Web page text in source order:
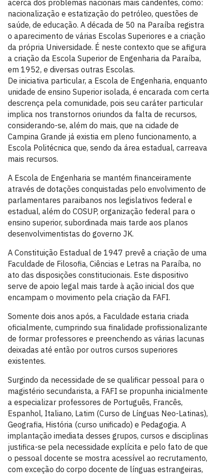
acerca dos problemas nacionais mais candentes, como:
nacionalização e estatização do petróleo, questões de
saúde, de educação. A década de 50 na Paraíba registra
o aparecimento de várias Escolas Superiores e a criação
da própria Universidade. É neste contexto que se afigura
a criação da Escola Superior de Engenharia da Paraíba,
em 1952, e diversas outras Escolas.
De iniciativa particular, a Escola de Engenharia, enquanto
unidade de ensino Superior isolada, é encarada com certa
descrença pela comunidade, pois seu caráter particular
implica nos transtornos oriundos da falta de recursos,
considerando-se, além do mais, que na cidade de
Campina Grande já existia em pleno funcionamento, a
Escola Politécnica que, sendo da área estadual, carreava
mais recursos.
A Escola de Engenharia se mantém financeiramente
através de dotações conquistadas pelo envolvimento de
parlamentares paraibanos nos legislativos federal e
estadual, além do COSUP, organização federal para o
ensino superior, subordinada mais tarde aos planos
desenvolvimentistas do governo JK.
A Constituição Estadual de 1947 prevê a criação de uma
Faculdade de Filosofia, Ciências e Letras na Paraíba, no
ato das disposições constitucionais. Este dispositivo
serve de apoio legal mais tarde à ação inicial dos que
encampam o movimento pela criação da FAFI.
Somente dois anos após, a Faculdade estaria criada
oficialmente, cumprindo sua finalidade profissionalizante
de formar professores e preenchendo as várias lacunas
deixadas até então por outros cursos superiores
existentes.
Surgindo da necessidade de se qualificar pessoal para o
magistério secundarista, a FAFI se propunha inicialmente
a especializar professores de Português, Francês,
Espanhol, Italiano, Latim (Curso de Línguas Neo-Latinas),
Geografia, História (curso unificado) e Pedagogia. A
implantação imediata desses grupos, cursos e disciplinas
justifica-se pela necessidade explícita e pelo fato de que
o pessoal docente se mostra acessível ao recrutamento,
com exceção do corpo docente de línguas estrangeiras,